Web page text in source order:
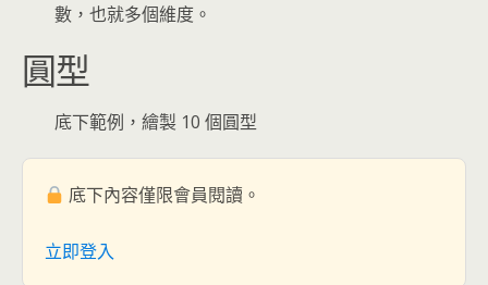
數，也就多個維度。
圓型
底下範例，繪製 10 個圓型
底下內容僅限會員閱讀。
立即登入